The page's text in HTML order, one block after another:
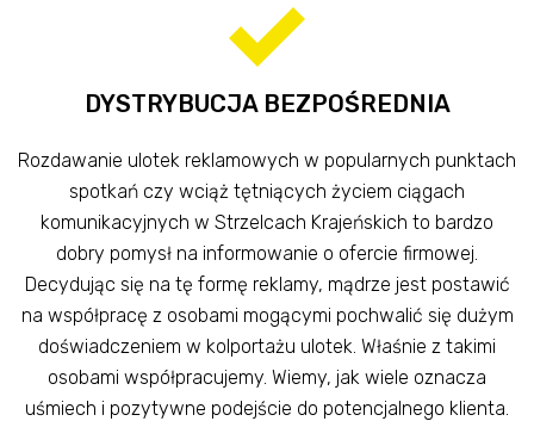
DYSTRYBUCJA BEZPOŚREDNIA
Rozdawanie ulotek reklamowych w popularnych punktach
spotkań czy wciąż tętniących życiem ciągach
komunikacyjnych w Strzelcach Krajeńskich to bardzo
dobry pomysł na informowanie o ofercie firmowej.
Decydując się na tę formę reklamy, mądrze jest postawić
na współpracę z osobami mogącymi pochwalić się dużym
doświadczeniem w kolportażu ulotek. Właśnie z takimi
osobami współpracujemy. Wiemy, jak wiele oznacza
uśmiech i pozytywne podejście do potencjalnego klienta.